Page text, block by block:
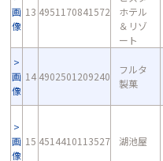
画
像
13 4951170841572
ホテル
＆リゾ
ート
画
像
14 4902501209240
フルタ
製菓
画
像
15 4514410113527 湖池屋